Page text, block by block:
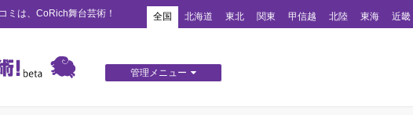
ミは、CoRich舞台芸術！ 全国 北海道 東北 関東 甲信越 北陸 東海 近畿
管理メニュー